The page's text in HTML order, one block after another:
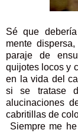
Sé que
mente
paraje de
quijotes locos y
en la vida del
si se tratase
alucinaciones
cabritillas de
Siempre me